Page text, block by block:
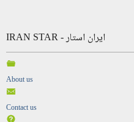
IRAN STAR - ایران استار
About us
Contact us